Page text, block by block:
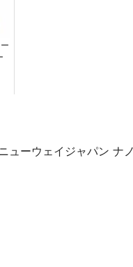
ューウェイジャパン ナ